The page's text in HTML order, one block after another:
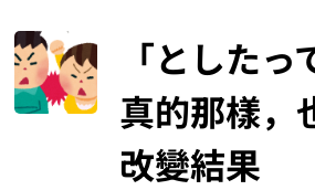
「とした
真的那樣，
改變結果